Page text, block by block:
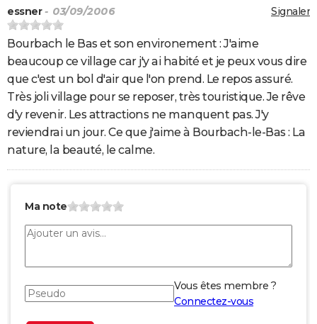
Signaler
essner- 03/09/2006
Bourbach le Bas et son environement : J'aime
beaucoup ce village car j'y ai habité et je peux vous dire
que c'est un bol d'air que l'on prend. Le repos assuré.
Très joli village pour se reposer, très touristique. Je rêve
d'y revenir. Les attractions ne manquent pas. J'y
reviendrai un jour. Ce que j'aime à Bourbach-le-Bas : La
nature, la beauté, le calme.
Ma note
Vous êtes membre ?
Connectez-vous